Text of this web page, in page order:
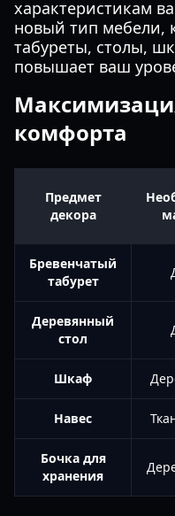
характеристикам
новый тип мебели,
табуреты, столы,
повышает ваш
комфорта
Предмет
декора
Бревенчатый
табурет
Деревянный
стол
Шкаф
Навес
Бочка для
хранения